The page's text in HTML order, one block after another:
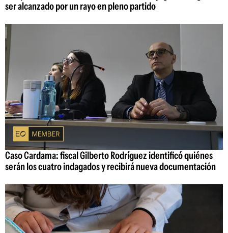
ser alcanzado por un rayo en pleno partido
Caso Cardama: fiscal Gilberto Rodríguez identificó quiénes
serán los cuatro indagados y recibirá nueva documentación